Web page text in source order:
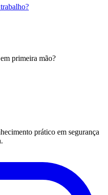
primeira mão?
prático em segurança